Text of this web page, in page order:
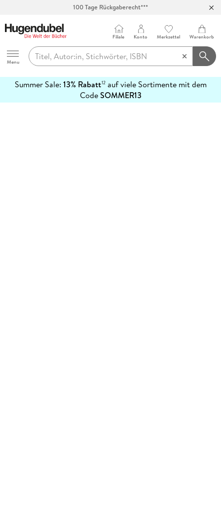
100 Tage Rückgaberecht***
Hugendubel
Menu
Filiale Konto Merkzettel Warenkorb
Summer Sale: 13% Rabatt12auf viele Sortimente mit dem
CodeSOMMER13
erfahren